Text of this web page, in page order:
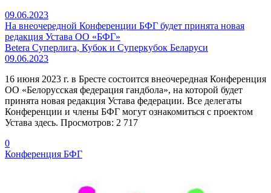
09.06.2023
На внеочередной Конференции БФГ будет принята новая
редакция Устава ОО «БФГ»
Betera Суперлига, Кубок и Суперкубок Беларуси
09.06.2023
16 июня 2023 г. в Бресте состоится внеочередная Конференция
ОО «Белорусская федерация гандбола», на которой будет
принята новая редакция Устава федерации. Все делегаты
Конференции и члены БФГ могут ознакомиться с проектом
Устава здесь. Просмотров: 2 717
0
Конференция БФГ